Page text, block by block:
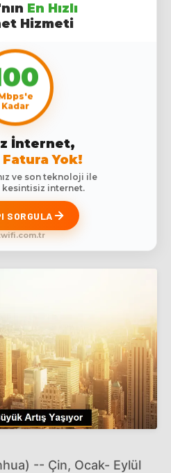
En Hızlı
Hizmeti
Kadar
İnternet,
Yok!
ve son teknoloji ile
kesintisiz internet.
SORGULA
-- Çin, Ocak- Eylül